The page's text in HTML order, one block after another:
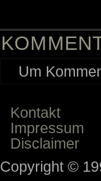
Um
Kontakt
Impressum
Disclaimer
Copyright ©